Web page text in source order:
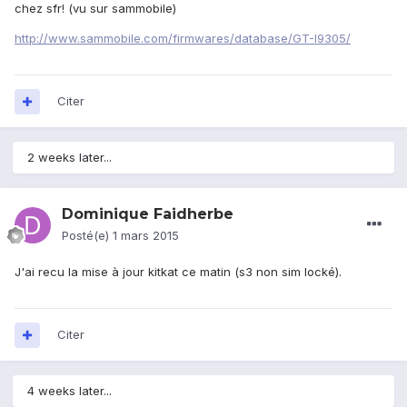
chez sfr! (vu sur sammobile)
http://www.sammobile.com/firmwares/database/GT-I9305/
Citer
2 weeks later...
Dominique Faidherbe
Posté(e) 1 mars 2015
J'ai recu la mise à jour kitkat ce matin (s3 non sim locké).
Citer
4 weeks later...